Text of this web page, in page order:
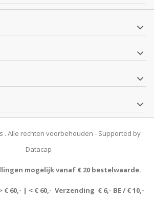
. Alle rechten voorbehouden - Supported by
Datacap
mogelijk vanaf € 20 bestelwaarde.
60,- | < € 60,- Verzending € 6,- BE / € 10,-